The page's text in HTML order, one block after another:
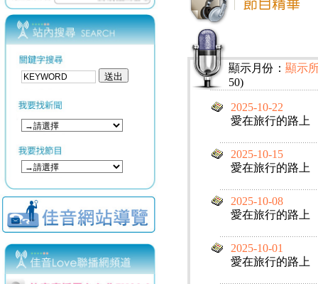
顯示月份： 顯示
50)
2025-10-22
愛在旅行的路上
2025-10-15
愛在旅行的路上
2025-10-08
愛在旅行的路上
2025-10-01
愛在旅行的路上